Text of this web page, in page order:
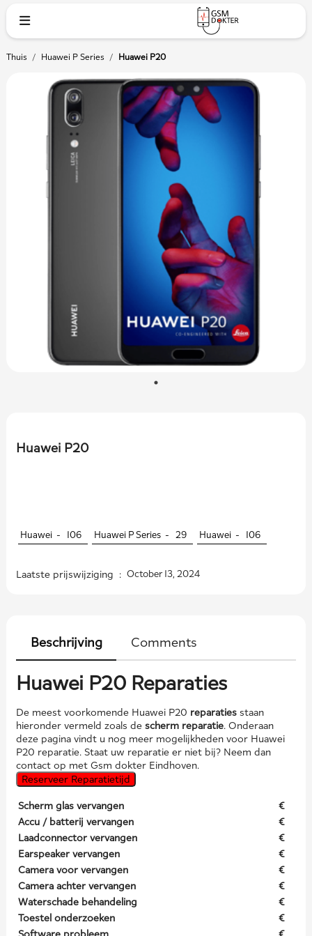
Thuis / Huawei P Series / Huawei P20
Huawei P20
Huawei - 106 Huawei P Series - 29 Huawei - 106
Laatste prijswijziging : October 13, 2024
Beschrijving Comments
Huawei P20 Reparaties
De meest voorkomende Huawei P20 reparatiesstaan
hieronder vermeld zoals de scherm reparatie. Onderaan
deze pagina vindt u nog meer mogelijkheden voor Huawei
P20 reparatie. Staat uw reparatie er niet bij? Neem dan
contact op met Gsm dokter Eindhoven.
Reserveer Reparatietijd
Scherm glas vervangen
€
Accu / batterij vervangen
€
Laadconnector vervangen
€
Earspeaker vervangen
€
Camera voor vervangen
€
Camera achter vervangen
€
Waterschade behandeling
€
Toestel onderzoeken
€